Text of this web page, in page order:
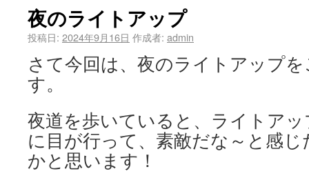
夜のライトアップ
投稿日: 2024年9月16日 作成者: admin
さて今回は、夜のライトアップ
す。
夜道を歩いていると、ライトア
に目が行って、素敵だな～と感
かと思います！